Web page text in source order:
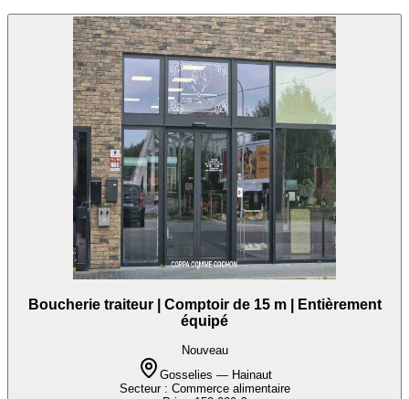
Boucherie traiteur | Comptoir de 15 m | Entièrement
équipé
Nouveau
Gosselies — Hainaut
Secteur : Commerce alimentaire